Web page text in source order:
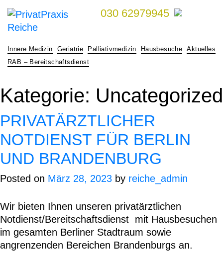
Skip
030 62979945
Innere Medizin Geriatrie Palliativmedizin Hausbesuche
Aktuelles
RAB – Bereitschaftsdienst
Kategorie: Uncategorized
PRIVATÄRZTLICHER
NOTDIENST FÜR BERLIN
UND BRANDENBURG
Posted on März 28, 2023 by reiche_admin
Wir bieten Ihnen unseren privatärztlichen
Notdienst/Bereitschaftsdienst mit Hausbesuchen
im gesamten Berliner Stadtraum sowie
angrenzenden Bereichen Brandenburgs an.